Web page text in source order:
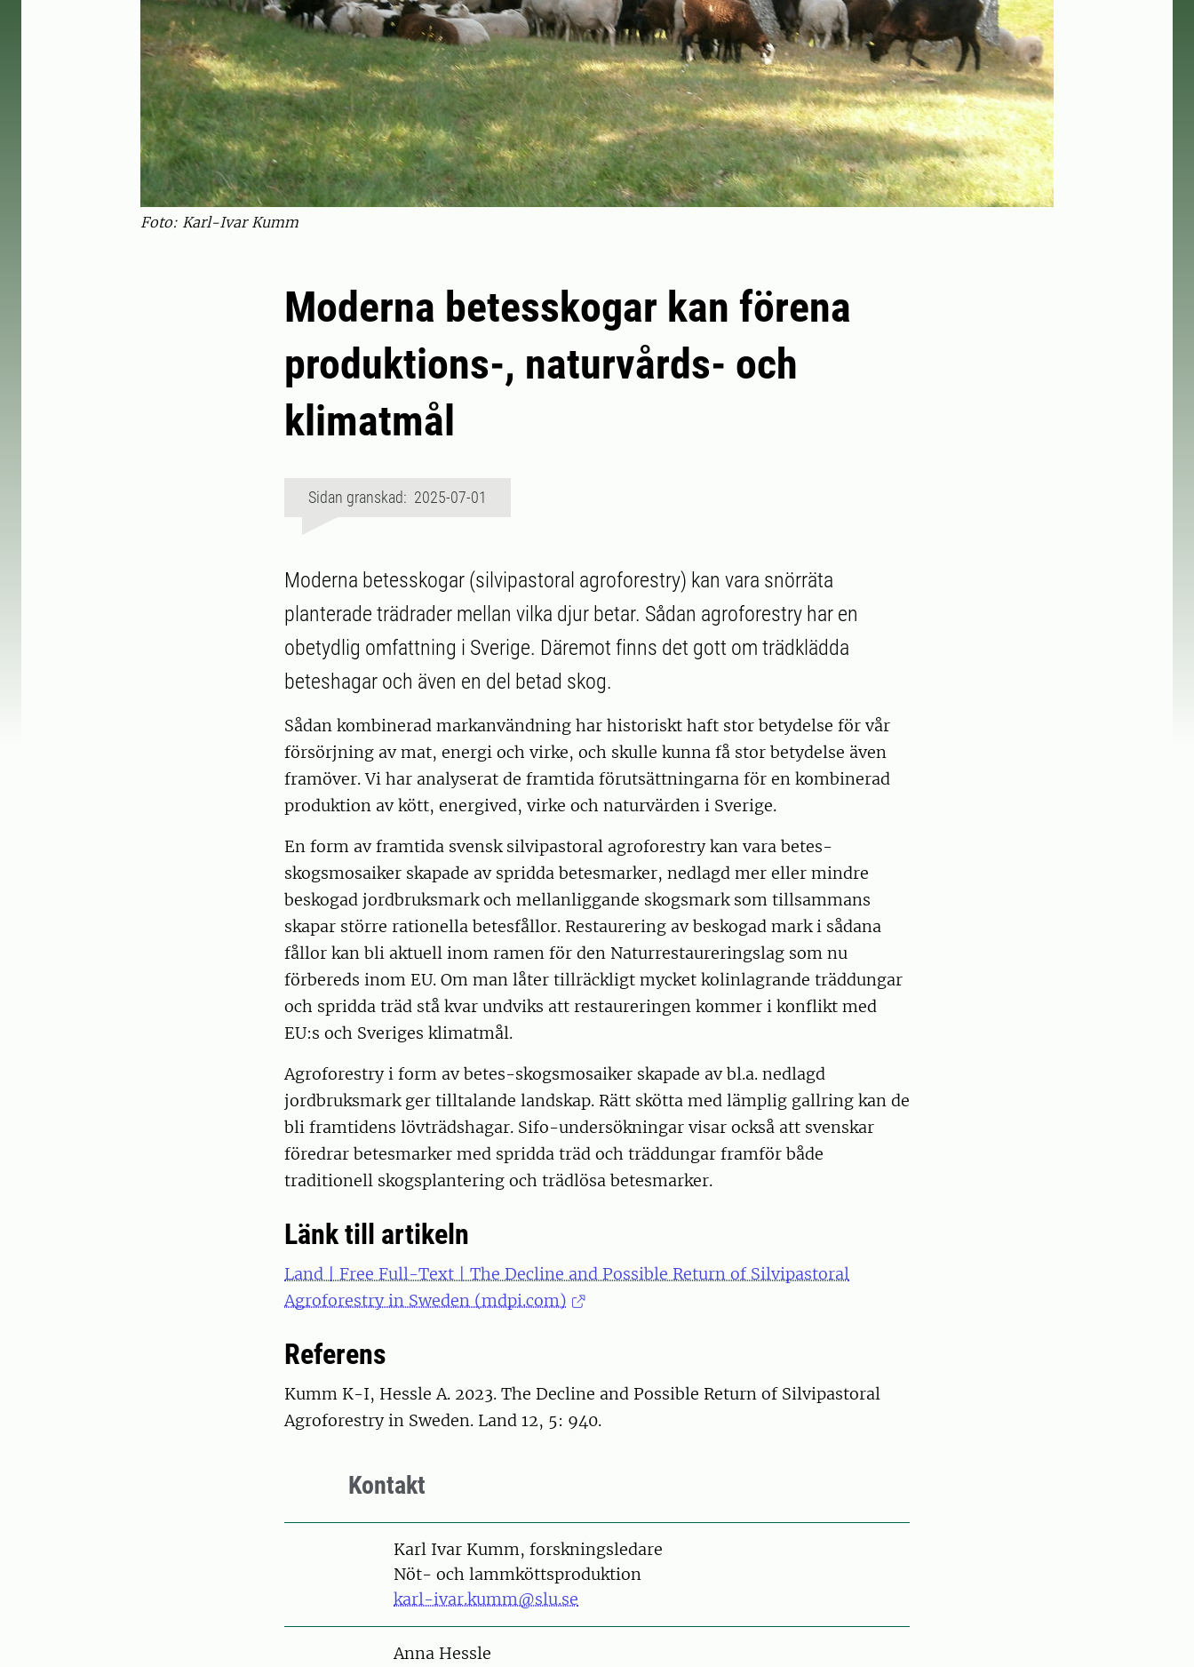
Foto: Karl-Ivar Kumm
Moderna betesskogar kan förena
produktions-, naturvårds- och
klimatmål
Sidan granskad: 2025-07-01
Moderna betesskogar (silvipastoral agroforestry) kan vara snörräta
planterade trädrader mellan vilka djur betar. Sådan agroforestry har en
obetydlig omfattning i Sverige. Däremot finns det gott om trädklädda
beteshagar och även en del betad skog.
Sådan kombinerad markanvändning har historiskt haft stor betydelse för vår
försörjning av mat, energi och virke, och skulle kunna få stor betydelse även
framöver. Vi har analyserat de framtida förutsättningarna för en kombinerad
produktion av kött, energived, virke och naturvärden i Sverige.
En form av framtida svensk silvipastoral agroforestry kan vara betes-
skogsmosaiker skapade av spridda betesmarker, nedlagd mer eller mindre
beskogad jordbruksmark och mellanliggande skogsmark som tillsammans
skapar större rationella betesfållor. Restaurering av beskogad mark i sådana
fållor kan bli aktuell inom ramen för den Naturrestaureringslag som nu
förbereds inom EU. Om man låter tillräckligt mycket kolinlagrande träddungar
och spridda träd stå kvar undviks att restaureringen kommer i konflikt med
EU:s och Sveriges klimatmål.
Agroforestry i form av betes-skogsmosaiker skapade av bl.a. nedlagd
jordbruksmark ger tilltalande landskap. Rätt skötta med lämplig gallring kan de
bli framtidens lövträdshagar. Sifo-undersökningar visar också att svenskar
föredrar betesmarker med spridda träd och träddungar framför både
traditionell skogsplantering och trädlösa betesmarker.
Länk till artikeln
Land | Free Full-Text | The Decline and Possible Return of Silvipastoral
Agroforestry in Sweden (mdpi.com)
Referens
Kumm K-I, Hessle A. 2023. The Decline and Possible Return of Silvipastoral
Agroforestry in Sweden. Land 12, 5: 940.
Kontakt
PersonKarl Ivar Kumm, forskningsledare
Nöt- och lammköttsproduktion
karl-ivar.kumm@slu.se
PersonAnna Hessle